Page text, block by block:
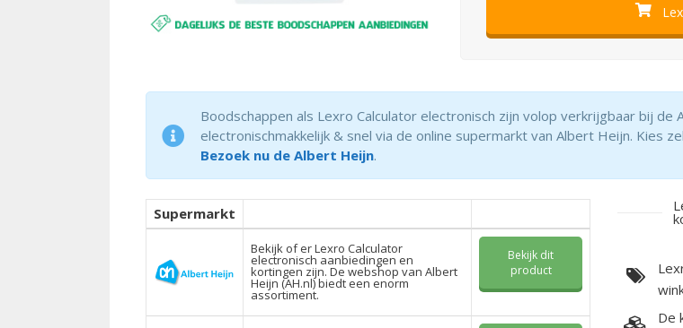
Boodschappen als Lexro Calculator electronisch zijn volop verkrijgbaar bij
electronischmakkelijk & snel via de online supermarkt van Albert Heijn. Kies
Bezoek nu de Albert Heijn.
Supermarkt
Bekijk of er Lexro Calculator
electronisch aanbiedingen en
kortingen zijn. De webshop van Albert
Heijn (AH.nl) biedt een enorm
assortiment.
Bekijk dit
product
De